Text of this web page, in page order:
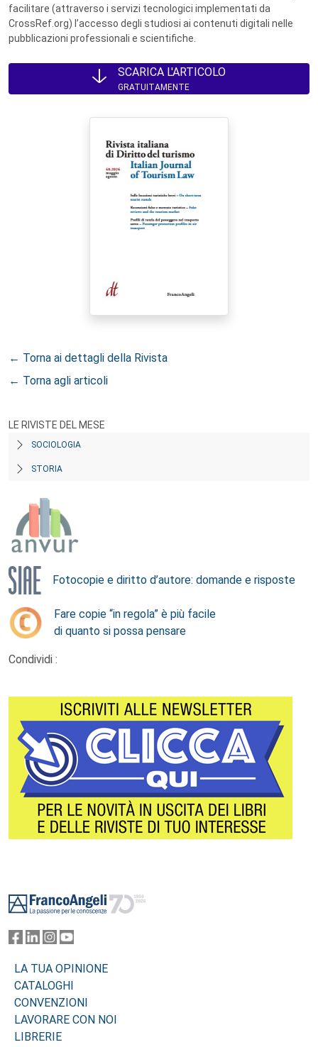
facilitare (attraverso i servizi tecnologici implementati da
CrossRef.org) l’accesso degli studiosi ai contenuti digitali nelle
pubblicazioni professionali e scientifiche.
SCARICA L'ARTICOLO
GRATUITAMENTE
← Torna ai dettagli della Rivista
← Torna agli articoli
LE RIVISTE DEL MESE
SOCIOLOGIA
STORIA
Fotocopie e diritto d’autore: domande e risposte
Fare copie “in regola” è più facile
di quanto si possa pensare
Condividi :
LA TUA OPINIONE
CATALOGHI
CONVENZIONI
LAVORARE CON NOI
LIBRERIE